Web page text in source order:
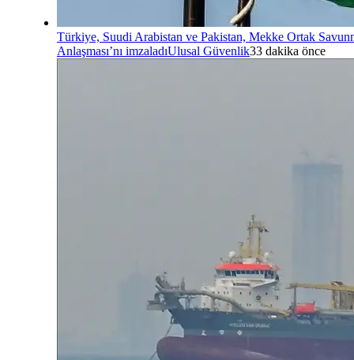
Türkiye, Suudi Arabistan ve Pakistan, Mekke Ortak
Anlaşması’nı imzaladıUlusal Güvenlik33 dakika önce